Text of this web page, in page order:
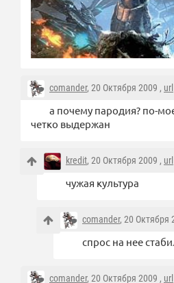
comander, 20 Октября 2009 , url
а почему пародия? по-
четко выдержан
kredit, 20 Октября 2009 , url
чужая культура
comander, 20 Октября
спрос на нее
comander, 20 Октября 2009 , url